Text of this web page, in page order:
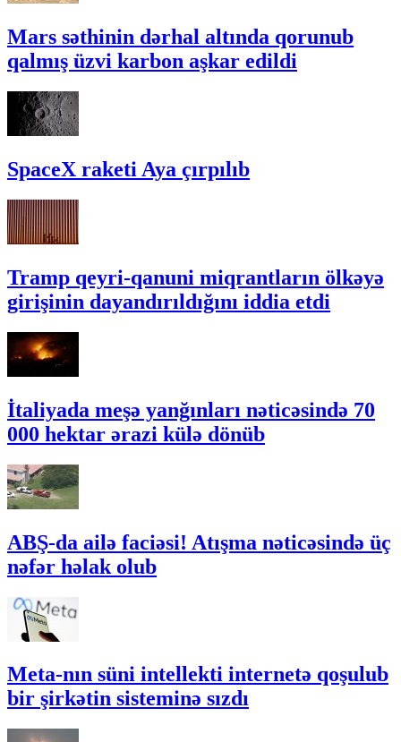
Mars səthinin dərhal altında qorunub
qalmış üzvi karbon aşkar edildi
SpaceX raketi Aya çırpılıb
Tramp qeyri-qanuni miqrantların ölkəyə
girişinin dayandırıldığını iddia etdi
İtaliyada meşə yanğınları nəticəsində 70
000 hektar ərazi külə dönüb
ABŞ-da ailə faciəsi! Atışma nəticəsində üç
nəfər həlak olub
Meta-nın süni intellekti internetə qoşulub
bir şirkətin sisteminə sızdı